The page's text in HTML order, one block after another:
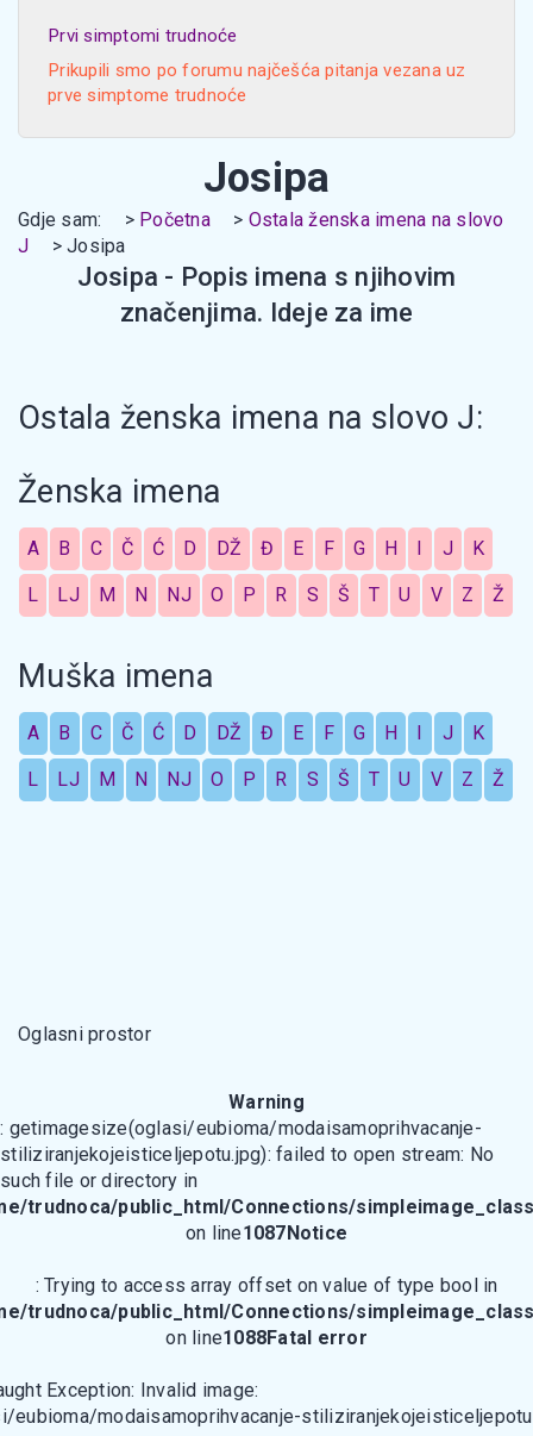
Prvi simptomi trudnoće
Prikupili smo po forumu najčešća pitanja vezana uz
prve simptome trudnoće
Josipa
Gdje sam: Početna
Ostala ženska imena na slovo
J
Josipa
Josipa - Popis imena s njihovim
značenjima. Ideje za ime
Ostala ženska imena na slovo J:
Ženska imena
A B C Č Ć D DŽ Đ E F G H I J K
L LJ M N NJ O P R S Š T U V Z Ž
Muška imena
A B C Č Ć D DŽ Đ E F G H I J K
L LJ M N NJ O P R S Š T U V Z Ž
Oglasni prostor
Warning
: getimagesize(oglasi/eubioma/modaisamoprihvacanje-
stiliziranjekojeisticeljepotu.jpg): failed to open stream: No
such file or directory in
trudnoca/public_html/Connections/
on line1087Notice
: Trying to access array offset on value of type bool in
trudnoca/public_html/Connections/
on line1088Fatal error
Exception: Invalid image:
eubioma/modaisamoprihvacanje-